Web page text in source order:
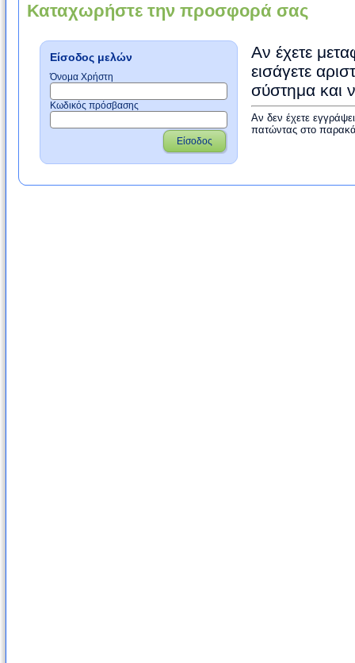
Καταχωρήστε την προσφορά σας
Είσοδος μελών
Όνομα Χρήστη
Κωδικός πρόσβασης
Είσοδος
Αν έχετε
εισάγετε
σύστημα και
Αν δεν έχετε
πατώντας στο